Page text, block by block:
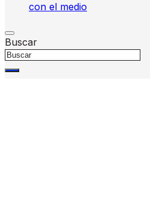
con el medio
Buscar